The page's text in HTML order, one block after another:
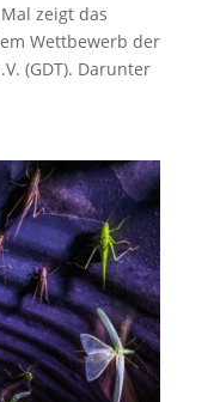
zeigt das
Wettbewerb der
(GDT). Darunter